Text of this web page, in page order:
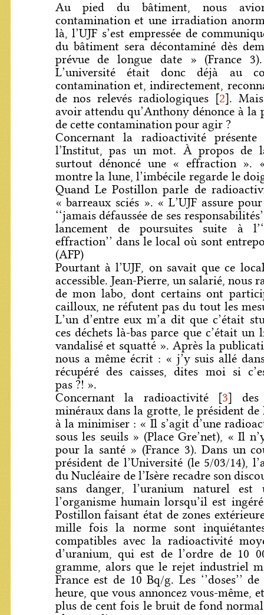
Au pied du bâtiment, nous
contamination et une irradiation
là, l’UJF s’est empressée de
du bâtiment sera décontaminé dès
prévue de longue date » (France
L’université était donc déjà au
contamination et, indirectement,
de nos relevés radiologiques [2].
avoir attendu qu’Anthony dénonce à la
de cette contamination pour agir ?
Concernant la radioactivité
l’Institut, pas un mot. À propos de
surtout dénoncé une « effraction ».
montre la lune, l’imbécile regarde le
Quand Le Postillon parle de
« barreaux sciés ». « L’UJF assure
‘‘jamais défaussée de ses
lancement de poursuites suite à
effraction’’ dans le local où sont
(AFP)
Pourtant à l’UJF, on savait que ce
accessible. Jean-Pierre, un salarié, nous
de mon labo, dont certains ont
cailloux, ne réfutent pas du tout les
L’un d’entre eux m’a dit que c’était
ces déchets là-bas parce que c’était
vandalisé et squatté ». Après la
nous a même écrit : « j’y suis allé
récupéré des caisses, dites moi si
pas ?! ».
Concernant la radioactivité[3]
des
minéraux dans la grotte, le président de
à la minimiser : « Il s’agit d’une
sous les seuils » (Place Gre’net), « Il
pour la santé » (France 3). Dans un
président de l’Université (le 5/03/14),
du Nucléaire de l’Isère recadre son
sans danger, l’uranium naturel
l’organisme humain lorsqu’il est
Postillon faisant état de zones
mille fois la norme sont
compatibles avec la radioactivité
d’uranium, qui est de l’ordre de 10
gramme, alors que le rejet industriel
France est de 10 Bq/g. Les ‘’doses’’
heure, que vous annoncez vous-même,
plus de cent fois le bruit de fond